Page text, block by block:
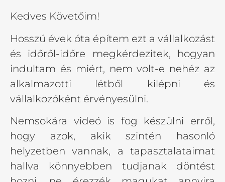
Kedves Követőim!
Hosszú évek óta építem ezt a vállalkozást
és időről-időre megkérdezitek, hogyan
indultam és miért, nem volt-e nehéz az
alkalmazotti létből kilépni és
vállalkozóként érvényesülni.
Nemsokára videó is fog készülni erről,
hogy azok, akik szintén hasonló
helyzetben vannak, a tapasztalataimat
hallva könnyebben tudjanak döntést